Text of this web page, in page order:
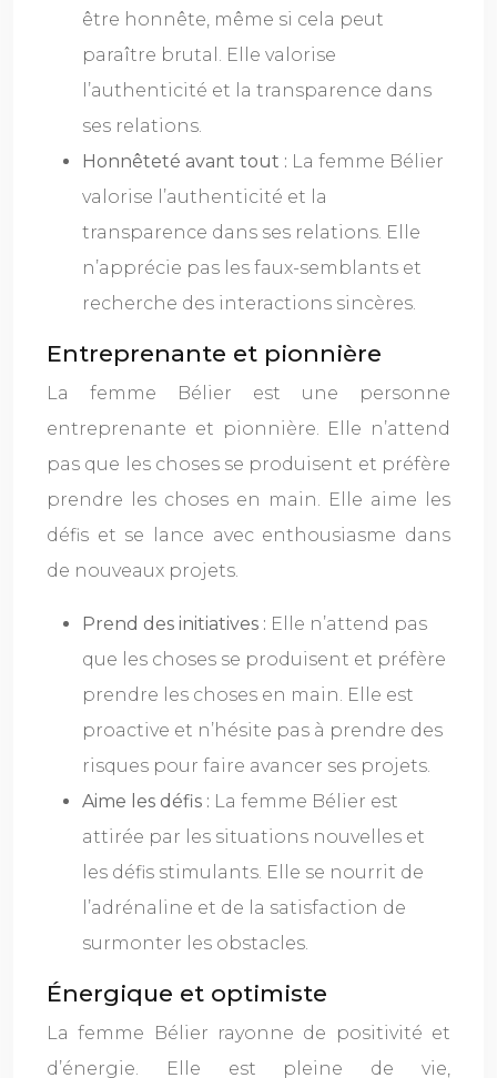
être honnête, même si cela peut
paraître brutal. Elle valorise
l’authenticité et la transparence dans
ses relations.
Honnêteté avant tout : La femme Bélier
valorise l’authenticité et la
transparence dans ses relations. Elle
n’apprécie pas les faux-semblants et
recherche des interactions sincères.
Entreprenante et pionnière
La femme Bélier est une personne
entreprenante et pionnière. Elle n’attend
pas que les choses se produisent et préfère
prendre les choses en main. Elle aime les
défis et se lance avec enthousiasme dans
de nouveaux projets.
Prend des initiatives : Elle n’attend pas
que les choses se produisent et préfère
prendre les choses en main. Elle est
proactive et n’hésite pas à prendre des
risques pour faire avancer ses projets.
Aime les défis : La femme Bélier est
attirée par les situations nouvelles et
les défis stimulants. Elle se nourrit de
l’adrénaline et de la satisfaction de
surmonter les obstacles.
Énergique et optimiste
La femme Bélier rayonne de positivité et
d’énergie. Elle est pleine de vie,